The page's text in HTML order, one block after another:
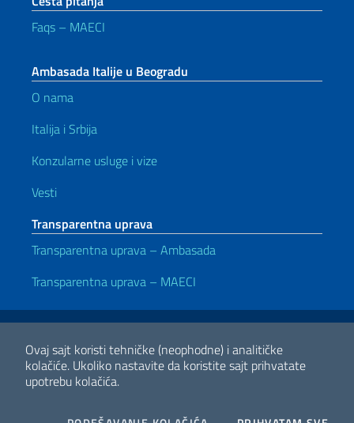
Ovaj sajt koristi tehničke (neophodne) i analitičke
kolačiće. Ukoliko nastavite da koristite sajt prihvatate
upotrebu kolačića.
Faqs – MAECI
Ambasada Italije u Beogradu
O nama
Italija i Srbija
Konzularne usluge i vize
Vesti
Transparentna uprava
Transparentna uprava – Ambasada
Transparentna uprava – MAECI
Korisni linkovi